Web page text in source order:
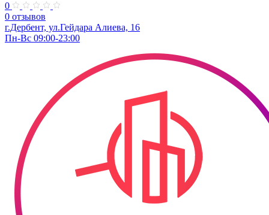
0
0 отзывов
г.Дербент, ул.Гейдара Алиева, 16
Пн-Вс 09:00-23:00